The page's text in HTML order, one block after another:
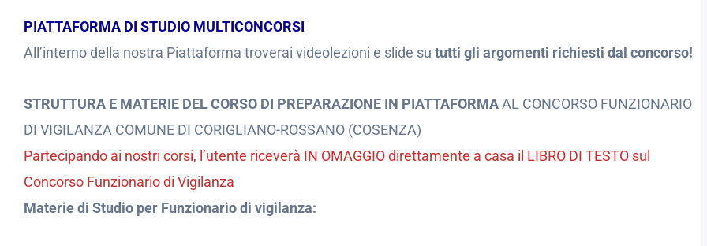
PIATTAFORMA DI STUDIO MULTICONCORSI
All’interno della nostra Piattaforma troverai videolezioni e slide su tutti gli argomenti richiesti dal concorso!
STRUTTURA E MATERIE DEL CORSO DI PREPARAZIONE IN PIATTAFORMAAL CONCORSO FUNZIONARIO
DI VIGILANZA COMUNE DI CORIGLIANO-ROSSANO (COSENZA)
Partecipando ai nostri corsi, l’utente riceverà IN OMAGGIO direttamente a casa il LIBRO DI TESTO sul
Concorso Funzionario di Vigilanza
Materie di Studio per Funzionario di vigilanza: